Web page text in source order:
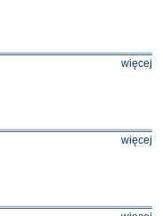
więcej
więcej